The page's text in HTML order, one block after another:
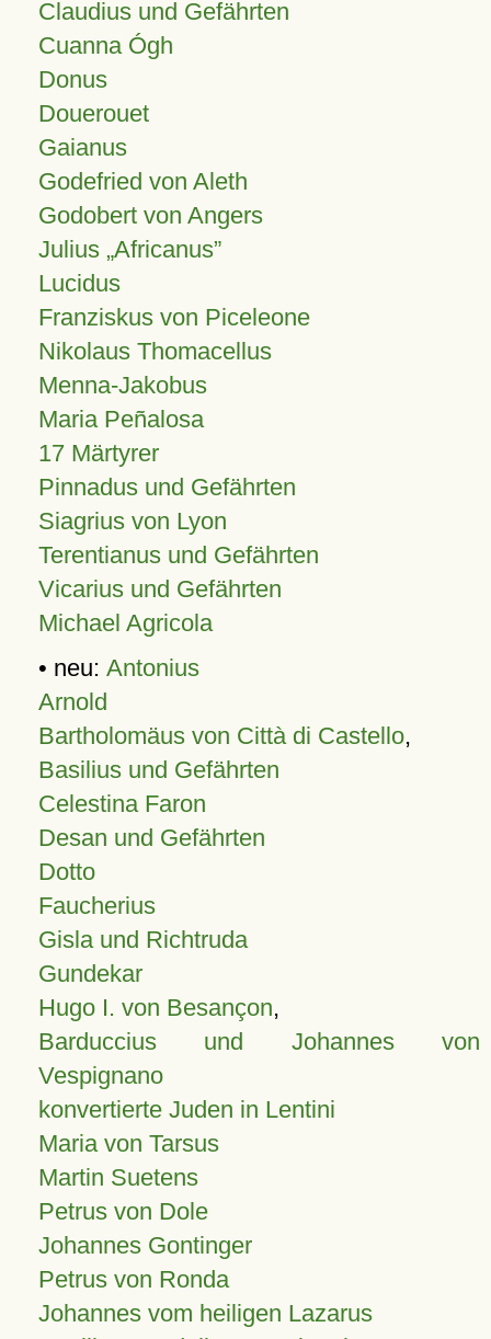
Claudius und Gefährten
Cuanna Ógh
Donus
Douerouet
Gaianus
Godefried von Aleth
Godobert von Angers
Julius Africanus
Lucidus
Franziskus von Piceleone
Nikolaus Thomacellus
Menna-Jakobus
Maria Peñalosa
17 Märtyrer
Pinnadus und Gefährten
Siagrius von Lyon
Terentianus und Gefährten
Vicarius und Gefährten
Michael Agricola
• neu: Antonius
Arnold
Bartholomäus von Città di Castello,
Basilius und Gefährten
Celestina Faron
Desan und Gefährten
Dotto
Faucherius
Gisla und Richtruda
Gundekar
Hugo I. von Besançon,
Barduccius und Johannes von
Vespignano
konvertierte Juden in Lentini
Maria von Tarsus
Martin Suetens
Petrus von Dole
Johannes Gontinger
Petrus von Ronda
Johannes vom heiligen Lazarus